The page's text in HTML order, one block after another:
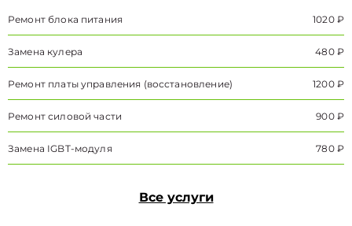
Ремонт блока питания 1020 ₽
Замена кулера 480 ₽
Ремонт платы управления (восстановление) 1200 ₽
Ремонт силовой части 900 ₽
Замена IGBT-модуля 780 ₽
Все услуги